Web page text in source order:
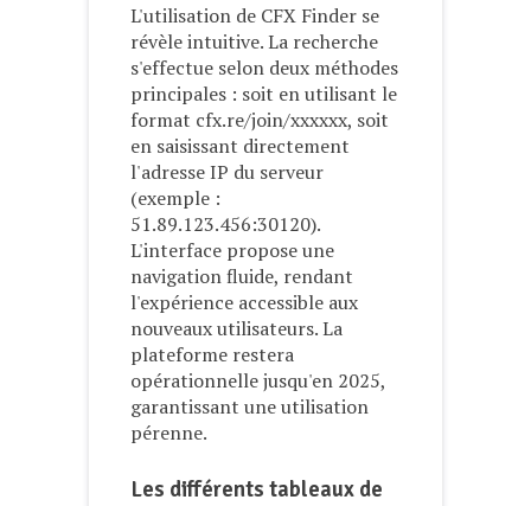
L'utilisation de CFX Finder se
révèle intuitive. La recherche
s'effectue selon deux méthodes
principales : soit en utilisant le
format cfx.re/join/xxxxxx, soit
en saisissant directement
l'adresse IP du serveur
(exemple :
51.89.123.456:30120).
L'interface propose une
navigation fluide, rendant
l'expérience accessible aux
nouveaux utilisateurs. La
plateforme restera
opérationnelle jusqu'en 2025,
garantissant une utilisation
pérenne.
Les différents tableaux de